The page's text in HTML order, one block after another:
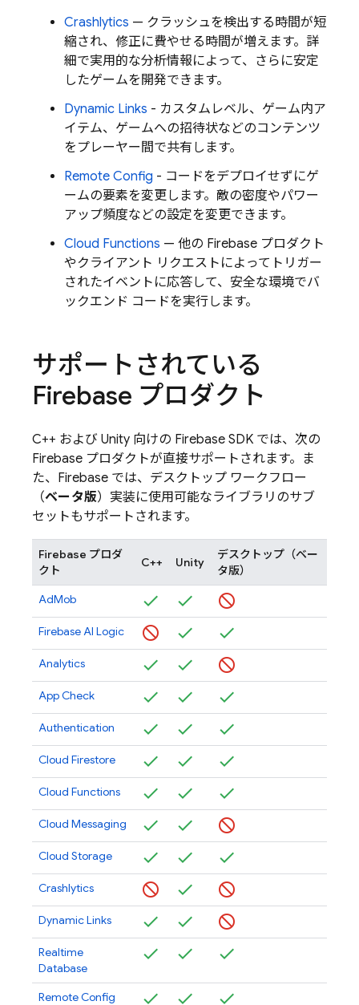
Crashlytics — クラッシュを検出する時間が短
縮され、修正に費やせる時間が増えます。詳
細で実用的な分析情報によって、さらに安定
したゲームを開発できます。
Dynamic Links - カスタムレベル、ゲーム内ア
イテム、ゲームへの招待状などのコンテンツ
をプレーヤー間で共有します。
Remote Config - コードをデプロイせずにゲ
ームの要素を変更します。敵の密度やパワー
アップ頻度などの設定を変更できます。
Cloud Functions — 他の Firebase プロダクト
やクライアント リクエストによってトリガー
されたイベントに応答して、安全な環境でバ
ックエンド コードを実行します。
サポートされている
Firebase プロダクト
C++ および Unity 向けの Firebase SDK では、次の
Firebase プロダクトが直接サポートされます。ま
た、Firebase では、デスクトップ ワークフロー
（ベータ版）実装に使用可能なライブラリのサブ
セットもサポートされます。
Firebase プロダ
クト
C++ Unity
デスクトップ（ベー
タ版）
AdMob
Firebase AI Logic
Analytics
App Check
Authentication
Cloud Firestore
Cloud Functions
Cloud Messaging
Cloud Storage
Crashlytics
Dynamic Links
Realtime
Database
Remote Config